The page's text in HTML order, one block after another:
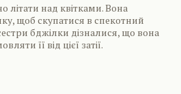
літати над квітками. Вона
щоб скупатися в спекотний
бджілки дізналися, що вона
її від цієї затії.